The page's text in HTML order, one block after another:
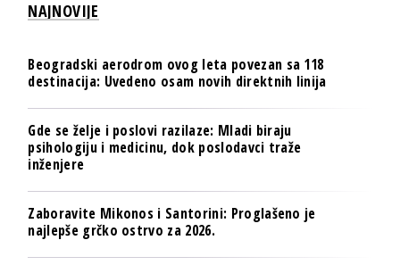
NAJNOVIJE
Beogradski aerodrom ovog leta povezan sa 118
destinacija: Uvedeno osam novih direktnih linija
Gde se želje i poslovi razilaze: Mladi biraju
psihologiju i medicinu, dok poslodavci traže
inženjere
Zaboravite Mikonos i Santorini: Proglašeno je
najlepše grčko ostrvo za 2026.